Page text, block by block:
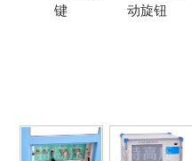
键
动旋钮